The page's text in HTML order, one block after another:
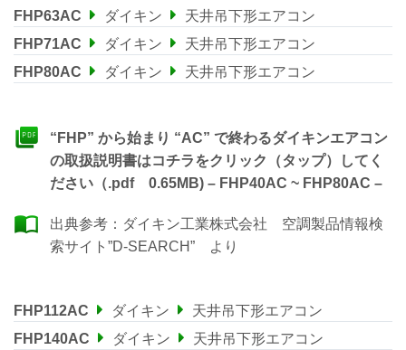
FHP63AC
ダイキン
天井吊下形エアコン
FHP71AC
ダイキン
天井吊下形エアコン
FHP80AC
ダイキン 天井吊下形エアコン
“FHP” から始まり “AC” で終わるダイキンエアコン
の取扱説明書はコチラをクリック（タップ）してく
ださい（.pdf 0.65MB) – FHP40AC ~ FHP80AC –
出典参考： ダイキン工業株式会社 空調製品情報検
索サイト”D-SEARCH” より
FHP112AC ダイキン
天井吊下形エアコン
FHP140AC
ダイキン
天井吊下形エアコン